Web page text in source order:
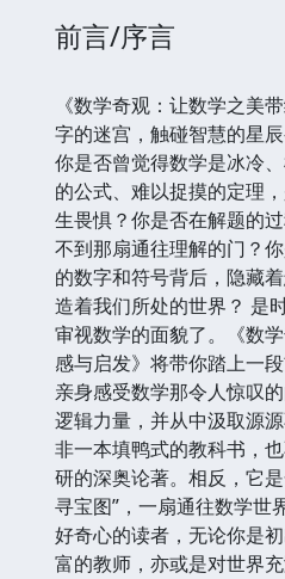
前言/序言
《数学奇观：让数学之美
字的迷宫，触碰智慧的星
你是否曾觉得数学是冰冷
的公式、难以捉摸的定理
生畏惧？你是否在解题的
不到那扇通往理解的门？
的数字和符号背后，隐藏
造着我们所处的世界？ 是
审视数学的面貌了。《数
感与启发》将带你踏上一
亲身感受数学那令人惊叹
逻辑力量，并从中汲取源
非一本填鸭式的教科书，
研的深奥论著。相反，它
寻宝图”，一扇通往数学世
好奇心的读者，无论你是
富的教师，亦或是对世界